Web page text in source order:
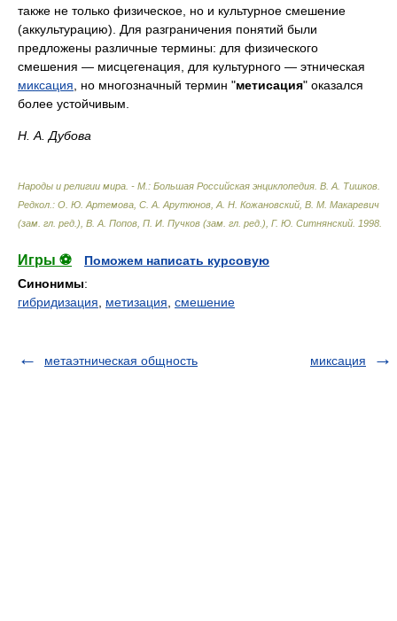
также не только физическое, но и культурное смешение
(аккультурацию). Для разграничения понятий были
предложены различные термины: для физического
смешения — мисцегенация, для культурного — этническая
миксация , но многозначный термин "метисация" оказался
более устойчивым.
Н. А. Дубова
Народы и религии мира. - М.: Большая Российская энциклопедия В. А. Тишков.
Редкол.: О. Ю. Артемова, С. А. Арутюнов, А. Н. Кожановский, В. М. Макаревич
(зам. гл. ред.), В. А. Попов, П. И. Пучков (зам. гл. ред.), Г. Ю. Ситнянский 1998
Игры ⚽
Поможем написать курсовую
Синонимы:
гибридизация
метизация смешение
метаэтническая общность миксация